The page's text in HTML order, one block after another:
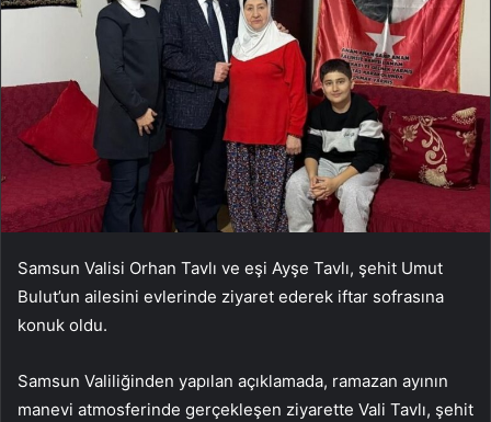
Samsun Valisi Orhan Tavlı ve eşi Ayşe Tavlı, şehit Umut
Bulut’un ailesini evlerinde ziyaret ederek iftar sofrasına
konuk oldu.
Samsun Valiliğinden yapılan açıklamada, ramazan ayının
manevi atmosferinde gerçekleşen ziyarette Vali Tavlı, şehit